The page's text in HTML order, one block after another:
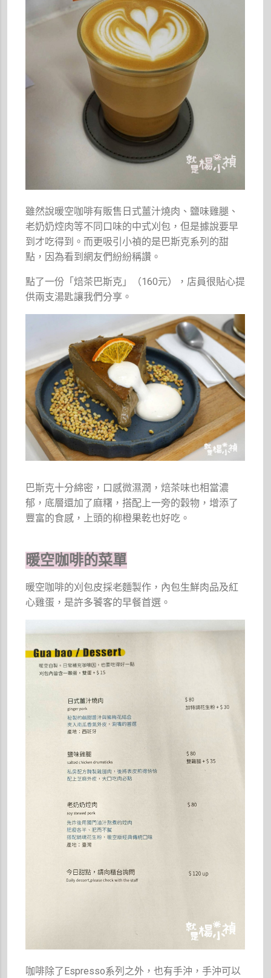
雖然說暖空咖啡有販售日式薑汁燒肉、鹽味雞腿、
老奶奶焢肉等不同口味的中式刈包，但是據說要早
到才吃得到。而更吸引小禎的是巴斯克系列的甜
點，因為看到網友們紛紛稱讚。
點了一份「焙茶巴斯克」（160元），店員很貼心提
供兩支湯匙讓我們分享。
巴斯克十分綿密，口感微濕潤，焙茶味也相當濃
郁，底層還加了麻糬，搭配上一旁的穀物，增添了
豐富的食感，上頭的柳橙果乾也好吃。
暖空咖啡的菜單
暖空咖啡的刈包皮採老麵製作，內包生鮮肉品及紅
心雞蛋，是許多饕客的早餐首選。
咖啡除了Espresso系列之外，也有手沖，手沖可以